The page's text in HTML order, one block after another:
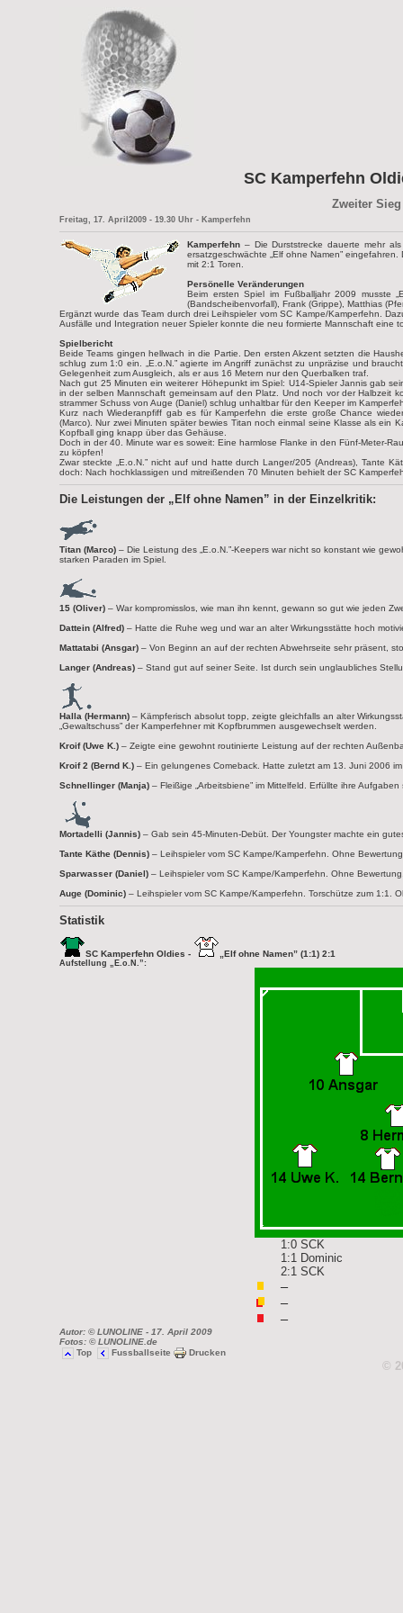
SC Kamperfehn
Zweiter
Freitag, 17. April2009 - 19.30 Uhr - Kamperfehn
Kamperfehn – Die Durststrecke dauerte mehr
ersatzgeschwächte „Elf ohne Namen”
mit 2:1 Toren.
Persönelle Veränderungen
Beim ersten Spiel im Fußballjahr 2009 musste
(Bandscheibenvorfall), Frank (Grippe), Matthias
Ergänzt wurde das Team durch drei Leihspieler vom SC Kampe/Kamperfehn.
Ausfälle und Integration neuer Spieler konnte die neu formierte Mannschaft
Spielbericht
Beide Teams gingen hellwach in die Partie. Den ersten Akzent setzten die
schlug zum 1:0 ein. „E.o.N.” agierte im Angriff zunächst zu unpräzise und
Gelegenheit zum Ausgleich, als er aus 16 Metern nur den Querbalken traf.
Nach gut 25 Minuten ein weiterer Höhepunkt im Spiel: U14-Spieler Jannis gab
in der selben Mannschaft gemeinsam auf den Platz. Und noch vor der Halbzeit
strammer Schuss von Auge (Daniel) schlug unhaltbar für den Keeper im
Kurz nach Wiederanpfiff gab es für Kamperfehn die erste große Chance
(Marco). Nur zwei Minuten später bewies Titan noch einmal seine Klasse als ein
Kopfball ging knapp über das Gehäuse.
Doch in der 40. Minute war es soweit: Eine harmlose Flanke in den Fünf-Meter-
zu köpfen!
Zwar steckte „E.o.N.” nicht auf und hatte durch Langer/205 (Andreas), Tante
doch: Nach hochklassigen und mitreißenden 70 Minuten behielt der SC
Die Leistungen der „Elf ohne Namen” in der Einzelkritik:
Titan (Marco) – Die Leistung des „E.o.N.”-Keepers war nicht so konstant wie
starken Paraden im Spiel.
15 (Oliver) – War kompromisslos, wie man ihn kennt, gewann so gut wie jeden
Dattein (Alfred) – Hatte die Ruhe weg und war an alter Wirkungsstätte hoch
Mattatabi (Ansgar) – Von Beginn an auf der rechten Abwehrseite sehr präsent,
Langer (Andreas) – Stand gut auf seiner Seite. Ist durch sein unglaubliches
Halla (Hermann) – Kämpferisch absolut topp, zeigte gleichfalls an alter
„Gewaltschuss” der Kamperfehner mit Kopfbrummen ausgewechselt werden.
Kroif (Uwe K.) – Zeigte eine gewohnt routinierte Leistung auf der rechten
Kroif 2 (Bernd K.) – Ein gelungenes Comeback. Hatte zuletzt am 13. Juni 2006 im
Schnellinger (Manja) – Fleißige „Arbeitsbiene” im Mittelfeld. Erfüllte ihre
Mortadelli (Jannis) – Gab sein 45-Minuten-Debüt. Der Youngster machte ein
Tante Käthe (Dennis) – Leihspieler vom SC Kampe/Kamperfehn. Ohne
Sparwasser (Daniel) – Leihspieler vom SC Kampe/Kamperfehn. Ohne
Auge (Dominic) – Leihspieler vom SC Kampe/Kamperfehn. Torschütze zum 1:1.
Statistik
SC Kamperfehn Oldies - „Elf ohne Namen” (1:1) 2:1
Aufstellung „E.o.N.”:
1:0 SCK
1:1 Dominic
2:1 SCK
–
–
–
Autor: © LUNOLINE - 17. April 2009
Fotos: © LUNOLINE.de
Top
Fussballseite Drucken
©